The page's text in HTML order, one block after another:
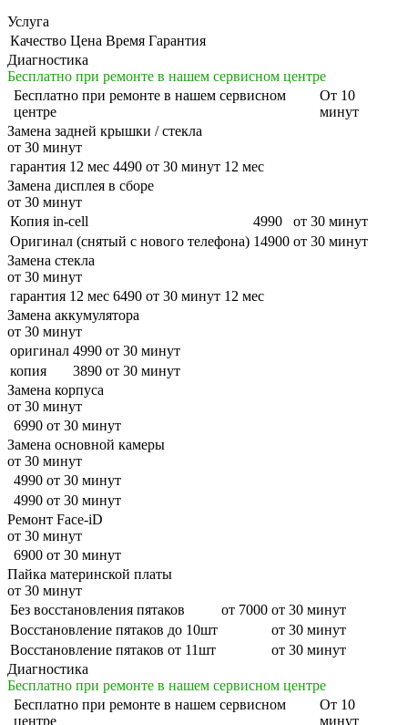
Услуга
Качество Цена Время Гарантия
Диагностика
Бесплатно при ремонте в нашем сервисном центре
Бесплатно при ремонте в нашем сервисном
центре
От 10
минут
Замена задней крышки / стекла
от 30 минут
гарантия 12 мес 4490 от 30 минут 12 мес
Замена дисплея в сборе
от 30 минут
Копия in-cell
4990
от 30 минут
Оригинал (снятый с нового телефона) 14900 от 30 минут
Замена стекла
от 30 минут
гарантия 12 мес 6490 от 30 минут 12 мес
Замена аккумулятора
от 30 минут
оригинал 4990 от 30 минут
копия
3890 от 30 минут
Замена корпуса
от 30 минут
6990 от 30 минут
Замена основной камеры
от 30 минут
4990 от 30 минут
4990 от 30 минут
Ремонт Face-iD
от 30 минут
6900 от 30 минут
Пайка материнской платы
от 30 минут
Без восстановления пятаков
от 7000 от 30 минут
Восстановление пятаков до 10шт
от 30 минут
Восстановление пятаков от 11шт
от 30 минут
Диагностика
Бесплатно при ремонте в нашем сервисном центре
Бесплатно при ремонте в нашем сервисном
центре
От 10
минут